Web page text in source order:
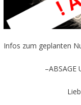
Infos zum geplanten
–ABSAGE